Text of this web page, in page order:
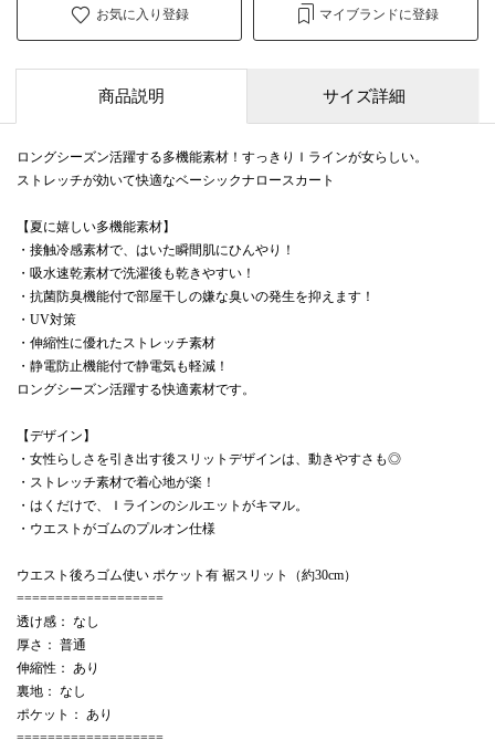
お気に入り登録 マイブランドに登録
商品説明 サイズ詳細
ロングシーズン活躍する多機能素材！すっきりＩラインが女らしい。
ストレッチが効いて快適なベーシックナロースカート
【夏に嬉しい多機能素材】
・接触冷感素材で、はいた瞬間肌にひんやり！
・吸水速乾素材で洗濯後も乾きやすい！
・抗菌防臭機能付で部屋干しの嫌な臭いの発生を抑えます！
・UV対策
・伸縮性に優れたストレッチ素材
・静電防止機能付で静電気も軽減！
ロングシーズン活躍する快適素材です。
【デザイン】
・女性らしさを引き出す後スリットデザインは、動きやすさも◎
・ストレッチ素材で着心地が楽！
・はくだけで、Ｉラインのシルエットがキマル。
・ウエストがゴムのプルオン仕様
ウエスト後ろゴム使い ポケット有 裾スリット（約30cm）
===================
透け感： なし
厚さ： 普通
伸縮性： あり
裏地： なし
ポケット： あり
===================